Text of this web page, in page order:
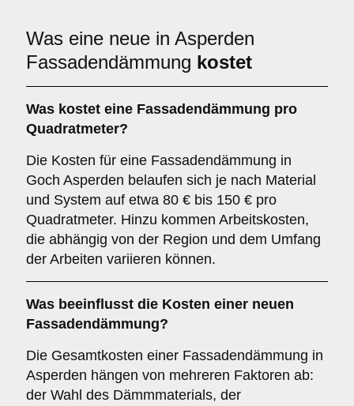
Was eine neue in Asperden
Fassadendämmung kostet
Was kostet eine Fassadendämmung pro
Quadratmeter?
Die Kosten für eine Fassadendämmung in
Goch Asperden belaufen sich je nach Material
und System auf etwa 80 € bis 150 € pro
Quadratmeter. Hinzu kommen Arbeitskosten,
die abhängig von der Region und dem Umfang
der Arbeiten variieren können.
Was beeinflusst die Kosten einer neuen
Fassadendämmung?
Die Gesamtkosten einer Fassadendämmung in
Asperden hängen von mehreren Faktoren ab:
der Wahl des Dämmmaterials, der